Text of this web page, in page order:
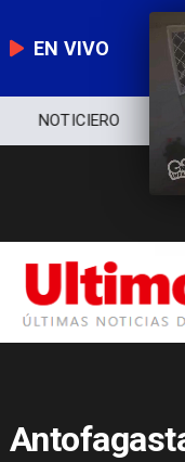
EN VIVO
NOTICIERO